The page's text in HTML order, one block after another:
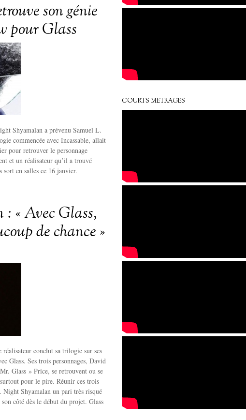
son génie
pour Glass
Shyamalan a prévenu Samuel L.
commencée avec Incassable, allait
pour retrouver le personnage
et un réalisateur qu’il a trouvé
sort en salles ce 16 janvier.
« Avec Glass,
de chance »
réalisateur conclut sa trilogie sur ses
Glass. Ses trois personnages, David
Glass » Price, se retrouvent ou se
pour le pire. Réunir ces trois
Night Shyamalan un pari très risqué
côté dès le début du projet. Glass
COURTS METRAGES